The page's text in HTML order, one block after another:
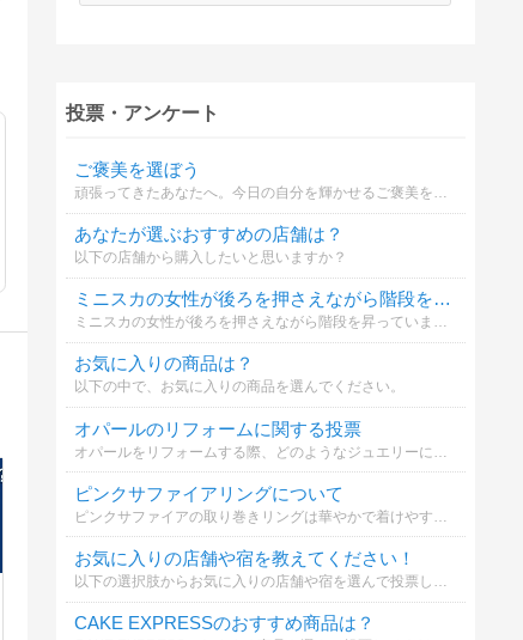
投票・アンケート
ご褒美を選ぼう
頑張ってきたあなたへ。今日の自分を輝かせるご褒美を選んでください
あなたが選ぶおすすめの店舗は？
以下の店舗から購入したいと思いますか？
ミニスカの女性が後ろを押さえながら階段を昇っていた。あなたはどう思う？
ミニスカの女性が後ろを押さえながら階段を昇っていました。このような光景を見た場合、あなたはどのように思いますか？まあ、その女性にもそれなりの事情があると思いますが。
お気に入りの商品は？
以下の中で、お気に入りの商品を選んでください。
オパールのリフォームに関する投票
ピンクサファイアリングについて
ピンクサファイアの取り巻きリングは華やかで着けやすい。春のイベントにぴったり。リング枠のリフォームも可能。ご希望に合わせたカスタマイズも可能ですか？
お気に入りの店舗や宿を教えてください！
以下の選択肢からお気に入りの店舗や宿を選んで投票してください
CAKE EXPRESSのおすすめ商品は？